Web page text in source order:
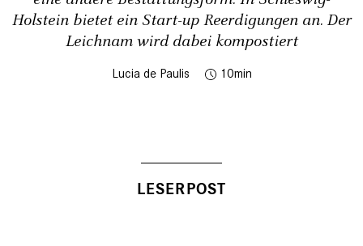
Holstein bietet ein Start-up Reerdigungen an. Der
Leichnam wird dabei kompostiert
Lucia de Paulis 10